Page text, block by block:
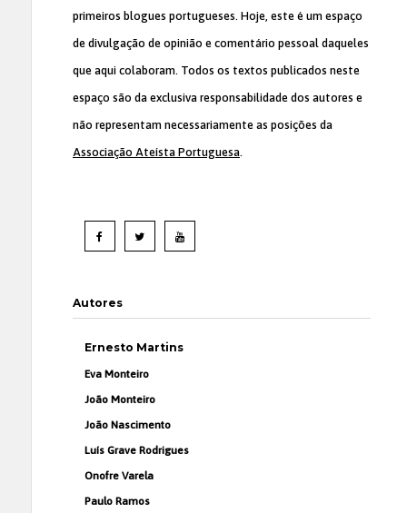
primeiros blogues portugueses. Hoje, este é um espaço
de divulgação de opinião e comentário pessoal daqueles
que aqui colaboram. Todos os textos publicados neste
espaço são da exclusiva responsabilidade dos autores e
não representam necessariamente as posições da
Associação Ateísta Portuguesa.
Autores
Ernesto Martins
Eva Monteiro
João Monteiro
João Nascimento
Luís Grave Rodrigues
Onofre Varela
Paulo Ramos